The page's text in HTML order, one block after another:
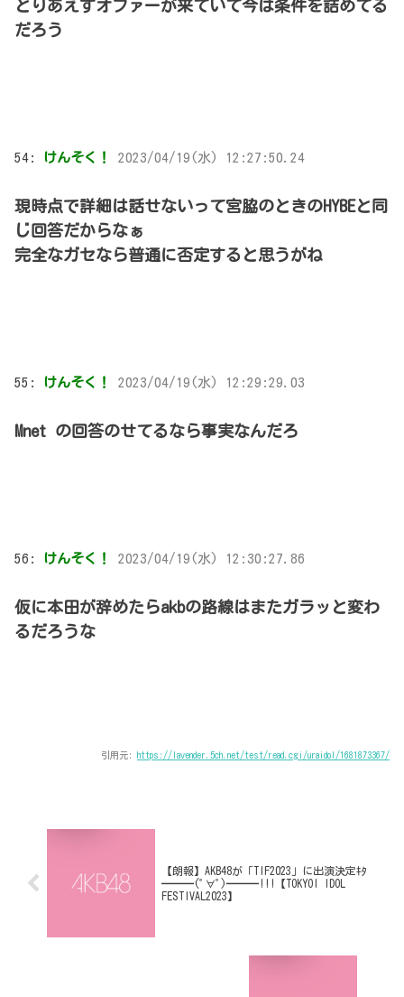
とりあえずオファーが来ていて今は条件を詰めてる
だろう
54: けんそく！ 2023/04/19(水) 12:27:50.24
現時点で詳細は話せないって宮脇のときのHYBEと同
じ回答だからなぁ
完全なガセなら普通に否定すると思うがね
55: けんそく！ 2023/04/19(水) 12:29:29.03
Mnet の回答のせてるなら事実なんだろ
56: けんそく！ 2023/04/19(水) 12:30:27.86
仮に本田が辞めたらakbの路線はまたガラッと変わ
るだろうな
引用元: https://lavender.5ch.net/test/read.cgi/uraidol/1681873367/
【朗報】AKB48が「TIF2023」に出演決定ｷﾀ
━━━(ﾟ∀ﾟ)━━━!!!【TOKYOI IDOL
FESTIVAL2023】